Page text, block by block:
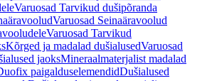
Varuosad Tarvikud dušipõranda
Varuosad Seinaäravoolud
Varuosad Tarvikud
Kõrged ja madalad dušialusedVaruosad
jaoksMineraalmaterjalist madalad
paigalduselemendidDušialused